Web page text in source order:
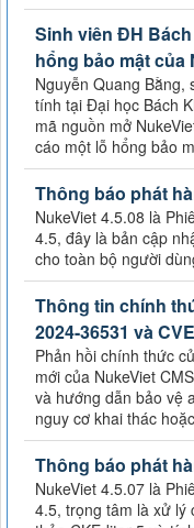
Sinh viên ĐH
hổng bảo mật của
Nguyễn Quang Bằng,
tính tại Đại học Bách
mã nguồn mở
cáo một lỗ hổng bảo
Thông báo phát
NukeViet 4.5.08 là
4.5, đây là bản cập
cho toàn bộ người
Thông tin chính
2024-36531 và
Phản hồi chính thức
mới của NukeViet
và hướng dẫn bảo vệ
nguy cơ khai thác
Thông báo phát
NukeViet 4.5.07 là
4.5, trọng tâm là xử lý